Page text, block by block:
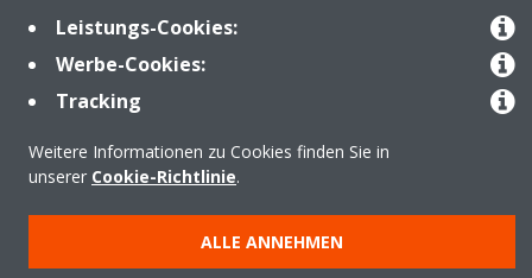
Kontakt
Copyright © Daikin
Leistungs-Cookies:
Werbe-Cookies:
Tracking
Weitere Informationen zu Cookies finden Sie in
unserer Cookie-Richtlinie.
ALLE ANNEHMEN